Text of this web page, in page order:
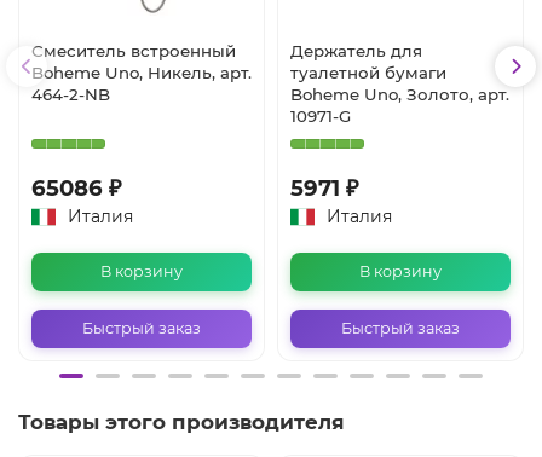
Смеситель встроенный
Boheme Uno, Никель, арт.
464-2-NB
65086 ₽
Италия
В корзину
Быстрый заказ
Держатель для
туалетной бумаги
Boheme Uno, Золото, арт.
10971-G
5971 ₽
Италия
В корзину
Быстрый заказ
Товары этого производителя